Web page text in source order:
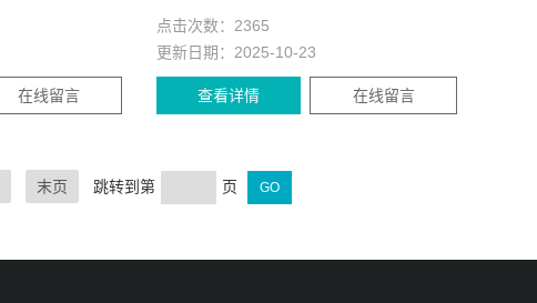
在线留言
点击次数： 2365
更新日期： 2025-10-23
查看详情 在线留言
末页 跳转到第 页